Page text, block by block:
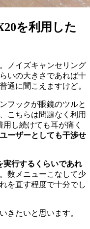
を利用した
ノイズキャンセリング
いの大きさであれば十
通に聞こえますけど。
フックが眼鏡のツルと
こちらは問題なく利用
し続けても耳が痛く
ーザーとしても干渉せ
実行するくらいであれ
数メニューこなして少
を直す程度で十分でし
きたいと思います。